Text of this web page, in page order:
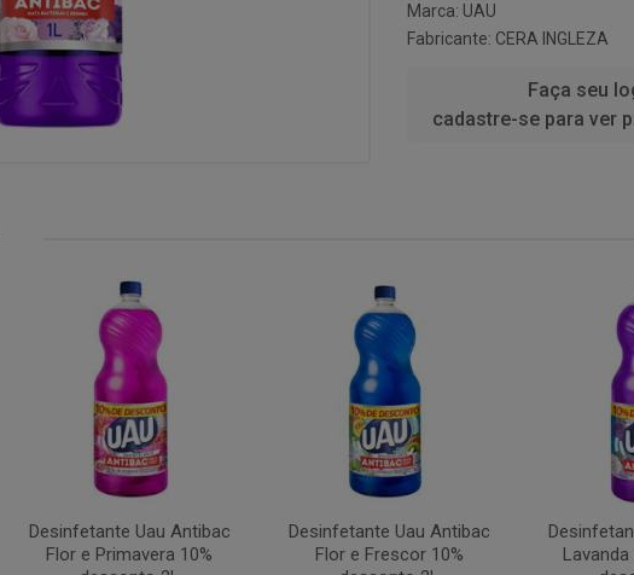
Marca: UAU
Fabricante: CERA INGLEZA
Faça seu
cadastre-se para ver
Desinfetante Uau Antibac
Flor e Primavera 10%
Desinfetante Uau Antibac
Flor e Frescor 10%